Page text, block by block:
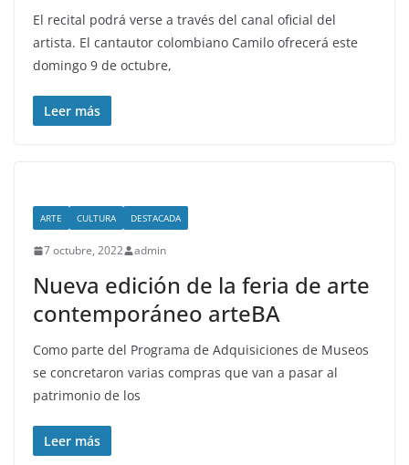
El recital podrá verse a través del canal oficial del
artista. El cantautor colombiano Camilo ofrecerá este
domingo 9 de octubre,
Leer más
ARTE CULTURA DESTACADA
7 octubre, 2022 admin
Nueva edición de la feria de arte
contemporáneo arteBA
Como parte del Programa de Adquisiciones de Museos
se concretaron varias compras que van a pasar al
patrimonio de los
Leer más